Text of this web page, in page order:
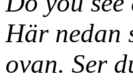
Här nedan
ovan. Ser